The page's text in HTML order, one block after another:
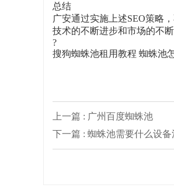
总结
广安通过实施上述SEO策略
技术的不断进步和市场的不
?
搜狗蜘蛛池租用教程 蜘蛛池
上一篇 : 广州百度蜘蛛池
下一篇 : 蜘蛛池需要什么设备